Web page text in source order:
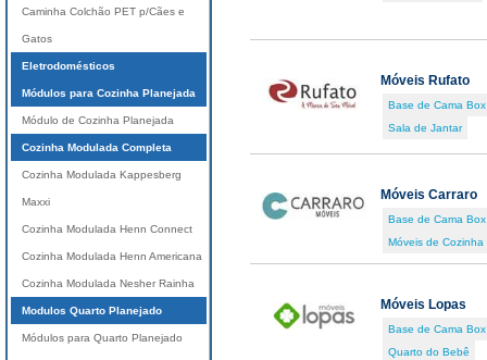
Móveis Rufato
Base de Cama Box
Sala de Jantar
Móveis Carraro
Base de Cama Box
Móveis de Cozinha
Móveis Lopas
Base de Cama Box
Quarto do Bebê
Caminha Colchão PET p/Cães e
Gatos
Eletrodomésticos
Módulos para Cozinha Planejada
Módulo de Cozinha Planejada
Cozinha Modulada Completa
Cozinha Modulada Kappesberg
Maxxi
Cozinha Modulada Henn Connect
Cozinha Modulada Henn Americana
Cozinha Modulada Nesher Rainha
Modulos Quarto Planejado
Módulos para Quarto Planejado